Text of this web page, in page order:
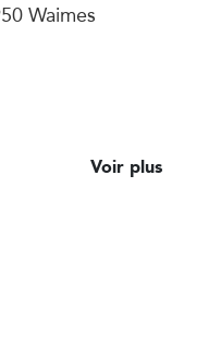
Waimes
Voir plus